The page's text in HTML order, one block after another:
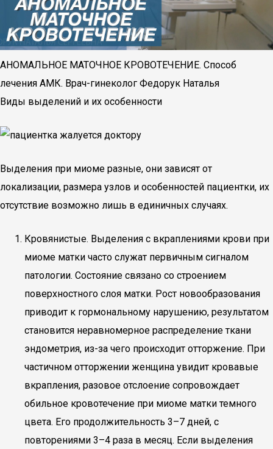
АНОМАЛЬНОЕ МАТОЧНОЕ КРОВОТЕЧЕНИЕ. Способ
лечения АМК. Врач-гинеколог Федорук Наталья
Виды выделений и их особенности
Выделения при миоме разные, они зависят от
локализации, размера узлов и особенностей пациентки, их
отсутствие возможно лишь в единичных случаях.
Кровянистые. Выделения с вкраплениями крови при
миоме матки часто служат первичным сигналом
патологии. Состояние связано со строением
поверхностного слоя матки. Рост новообразования
приводит к гормональному нарушению, результатом
становится неравномерное распределение ткани
эндометрия, из-за чего происходит отторжение. При
частичном отторжении женщина увидит кровавые
вкрапления, разовое отслоение сопровождает
обильное кровотечение при миоме матки темного
цвета. Его продолжительность 3–7 дней, с
повторениями 3–4 раза в месяц. Если выделения